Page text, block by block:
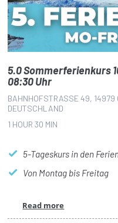
5.0 Sommerferienkurs
08:30 Uhr
BAHNHOFSTRASSE 49, 14979
UTSCHLAND
1 HOUR30 MIN
5-Tageskurs in den
Von Montag bis Freitag
Read more